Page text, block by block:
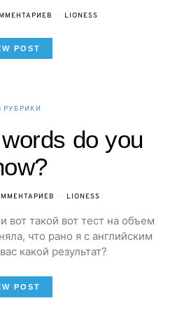
LIONESS
POST
РУБРИКИ
do you
LIONESS
вот такой вот тест на объем
что рано я с английским
какой результат?
POST